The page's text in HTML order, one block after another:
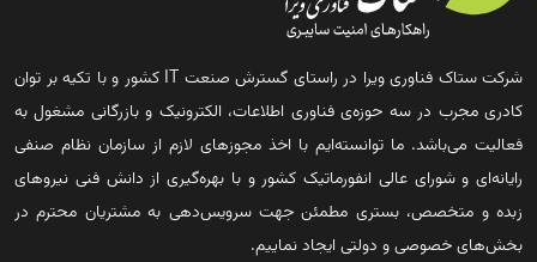
شرکت ستاک فناوری ویرا در راستای گسترش صنعت IT کشور و با تکیه بر توان
کادری مجرب در سه حوزه‌ی فناوری اطلاعات، الکترونیک و بازرگانی مشغول به
فعالیت می‌باشد. ما توانسته‌ایم با اخذ مجوزهای لازم از سازمان نظام صنفی
رایانه‌ای و شورای عالی انفورماتیک کشور و با بهره‌گیری از دانش فنی نیروهای
زبده و متخصص، بستری مطمئن جهت سرویس‌دهی به مشتریان محترم در
بخش‌های خصوصی و دولتی ایجاد نماییم.